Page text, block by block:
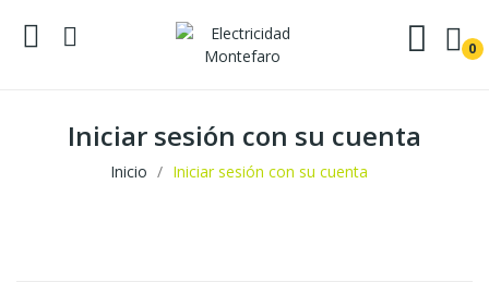
0
Iniciar sesión con su cuenta
Inicio Iniciar sesión con su cuenta